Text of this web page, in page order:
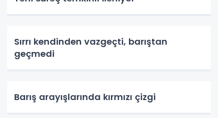
Sırrı kendinden vazgeçti, barıştan
geçmedi
Barış arayışlarında kırmızı çizgi